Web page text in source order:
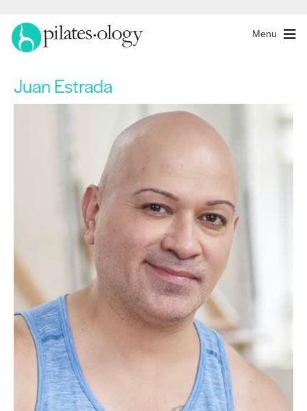
Menu
Juan Estrada